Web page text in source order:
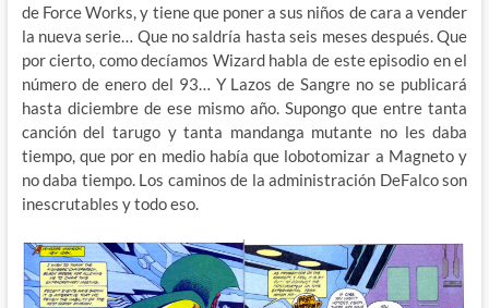
de Force Works, y tiene que poner a sus niños de cara a vender
la nueva serie… Que no saldría hasta seis meses después. Que
por cierto, como decíamos Wizard habla de este episodio en el
número de enero del 93… Y Lazos de Sangre no se publicará
hasta diciembre de ese mismo año. Supongo que entre tanta
canción del tarugo y tanta mandanga mutante no les daba
tiempo, que por en medio había que lobotomizar a Magneto y
no daba tiempo. Los caminos de la administración DeFalco son
inescrutables y todo eso.